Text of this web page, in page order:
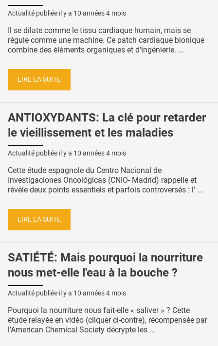
Actualité publiée il y a 10 années 4 mois
Il se dilate comme le tissu cardiaque humain, mais se
régule comme une machine. Ce patch cardiaque bionique
combine des éléments organiques et d'ingénierie. ...
LIRE LA SUITE
ANTIOXYDANTS: La clé pour retarder
le vieillissement et les maladies
Actualité publiée il y a 10 années 4 mois
Cette étude espagnole du Centro Nacional de
Investigaciones Oncológicas (CNIO- Madrid) rappelle et
révèle deux points essentiels et parfois controversés : l' ...
LIRE LA SUITE
SATIÉTÉ: Mais pourquoi la nourriture
nous met-elle l'eau à la bouche ?
Actualité publiée il y a 10 années 4 mois
Pourquoi la nourriture nous fait-elle « saliver » ? Cette
étude relayée en vidéo (cliquer ci-contre), récompensée par
l’American Chemical Society décrypte les ...